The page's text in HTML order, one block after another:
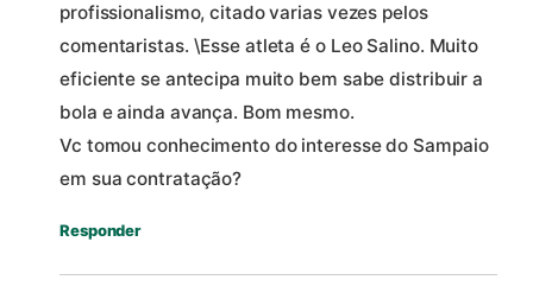
profissionalismo, citado varias vezes pelos
comentaristas. \Esse atleta é o Leo Salino. Muito
eficiente se antecipa muito bem sabe distribuir a
bola e ainda avança. Bom mesmo.
Vc tomou conhecimento do interesse do Sampaio
em sua contratação?
Responder